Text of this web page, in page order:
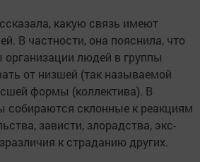
какую связь имеют
В частности, она пояснила, что
людей в группы
от низшей (так называемой
формы (коллектива). В
собираются склонные к реакциям
зависти, злорадства, экс­
к страданию других.